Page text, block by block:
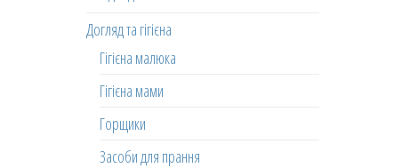
Догляд та гігієна
Гігієна малюка
Гігієна мами
Горщики
Засоби для прання